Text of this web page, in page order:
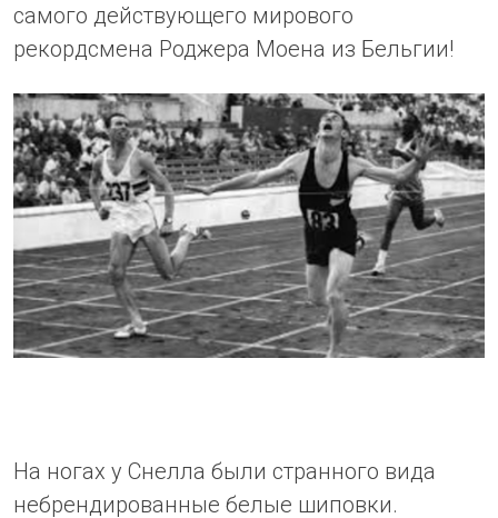
самого действующего мирового
рекордсмена Роджера Моена из Бельгии!
На ногах у Снелла были странного вида
небрендированные белые шиповки.